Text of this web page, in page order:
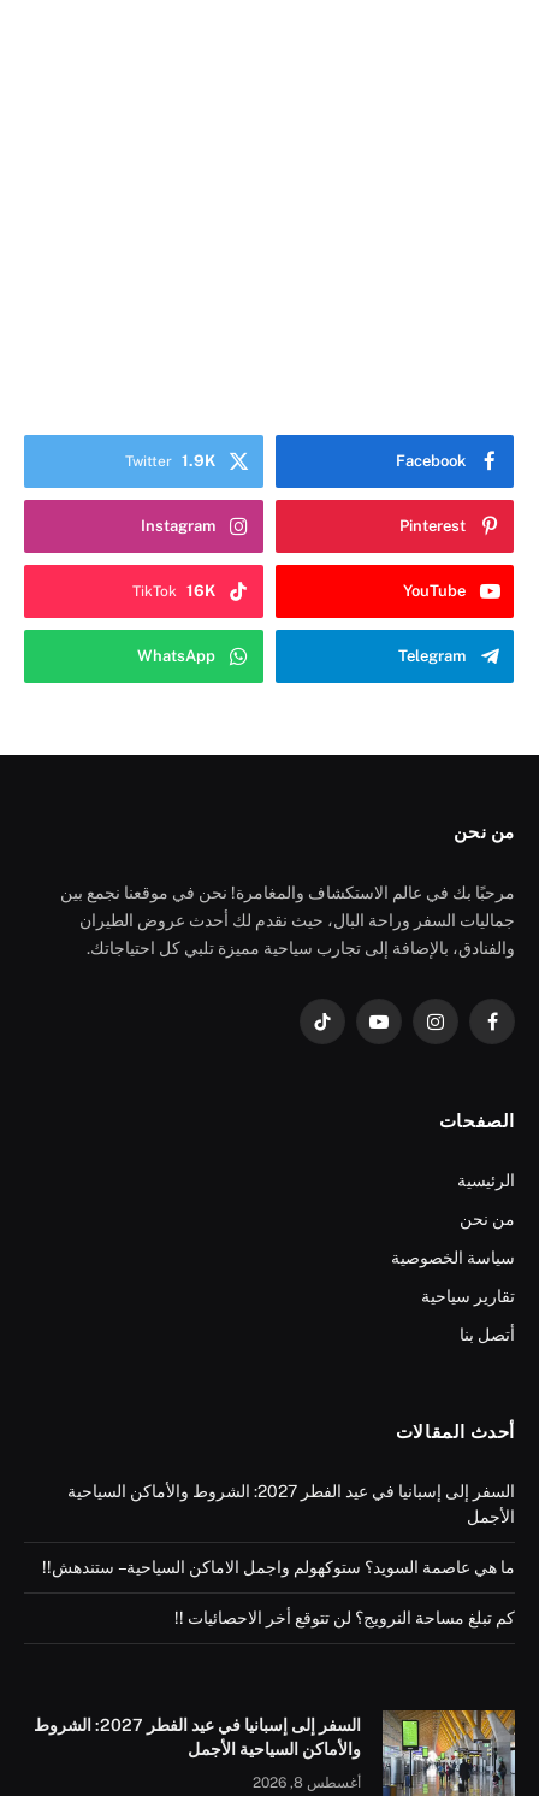
Facebook
Twitter 1.9K
Pinterest
Instagram
YouTube
TikTok 16K
Telegram
WhatsApp
من نحن
مرحبًا بك في عالم الاستكشاف والمغامرة! نحن في موقعنا نجمع بين
جماليات السفر وراحة البال، حيث نقدم لك أحدث عروض الطيران
والفنادق، بالإضافة إلى تجارب سياحية مميزة تلبي كل احتياجاتك.
فيسبوكالانستغراميوتيوب تيكتوك
الصفحات
الرئيسية
من نحن
سياسة الخصوصية
تقارير سياحية
أتصل بنا
أحدث المقالات
السفر إلى إسبانيا في عيد الفطر 2027: الشروط والأماكن السياحية
الأجمل
ما هي عاصمة السويد؟ ستوكهولم واجمل الاماكن السياحية – ستندهش!!
كم تبلغ مساحة النرويج؟ لن تتوقع أخر الاحصائيات !!
السفر إلى إسبانيا في عيد الفطر 2027: الشروط
والأماكن السياحية الأجمل
أغسطس 8, 2026